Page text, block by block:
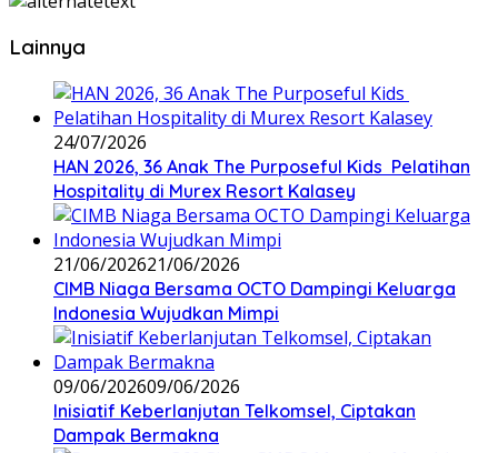
Lainnya
24/07/2026
HAN 2026, 36 Anak The Purposeful Kids Pelatihan
Hospitality di Murex Resort Kalasey
21/06/202621/06/2026
CIMB Niaga Bersama OCTO Dampingi Keluarga
Indonesia Wujudkan Mimpi
09/06/202609/06/2026
Inisiatif Keberlanjutan Telkomsel, Ciptakan
Dampak Bermakna